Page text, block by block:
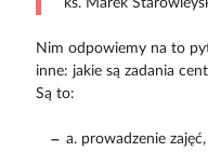
ks. Marek
Nim odpowiemy na to
inne: jakie są zadania
Są to:
a. prowadzenie